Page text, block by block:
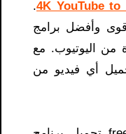
.
وأفضل برامج
من اليوتيوب. مع
أي فيديو من